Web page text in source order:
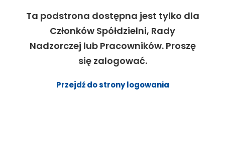
Ta podstrona dostępna jest tylko dla
Członków Spółdzielni, Rady
Nadzorczej lub Pracowników. Proszę
się zalogować.
Przejdź do strony logowania